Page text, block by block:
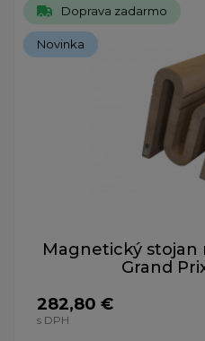
Doprava zadarmo
Novinka
Magnetický stojan
Grand
282,80 €
s DPH